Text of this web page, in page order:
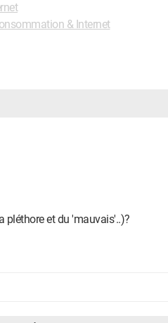
& Internet
pléthore et du 'mauvais'..)?